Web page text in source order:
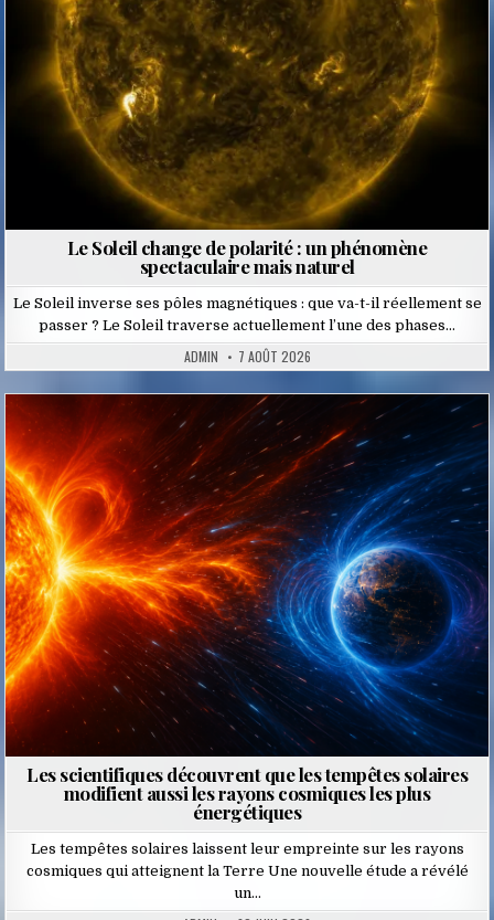
Le Soleil change de polarité : un phénomène
spectaculaire mais naturel
Le Soleil inverse ses pôles magnétiques : que va-t-il réellement se
passer ? Le Soleil traverse actuellement l’une des phases…
ADMIN 7 AOÛT 2026
Posted
in
Les scientifiques découvrent que les tempêtes solaires
modifient aussi les rayons cosmiques les plus
énergétiques
Les tempêtes solaires laissent leur empreinte sur les rayons
cosmiques qui atteignent la Terre Une nouvelle étude a révélé
un…